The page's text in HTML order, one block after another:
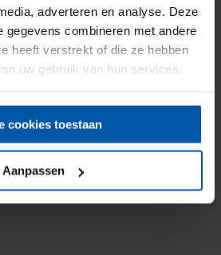
adverteren en analyse. Deze
gegevens combineren met andere
heeft verstrekt of die ze hebben
uw gebruik van hun services.
cookies toestaan
Aanpassen